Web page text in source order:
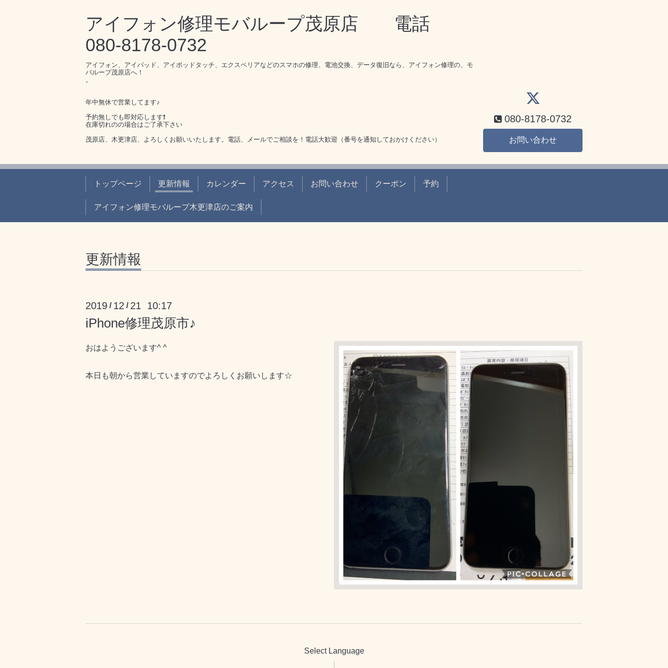
アイフォン修理モバループ茂原店 電話
080-8178-0732
アイフォン、アイパッド、アイポッドタッチ、エクスペリアなどのスマホの修理、電池交換、データ復旧なら、アイフォン修理の、モ
バループ茂原店へ！
。
年中無休で営業してます♪
予約無しでも即対応します❗️
在庫切れのの場合はご了承下さい
茂原店、木更津店、よろしくお願いいたします。電話、メールでご相談を！電話大歓迎（番号を通知しておかけください）
080-8178-0732
お問い合わせ
トップページ 更新情報 カレンダー アクセス お問い合わせ クーポン 予約
アイフォン修理モバループ木更津店のご案内
更新情報
2019 / 12 / 21 10:17
iPhone修理茂原市♪
おはようございます^ ^
本日も朝から営業していますのでよろしくお願いします☆
Select Language